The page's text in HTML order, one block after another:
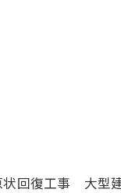
復工事 大型建